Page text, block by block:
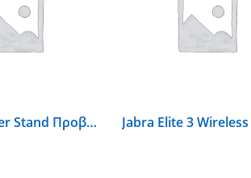
Silicon Power Stand Προβολής